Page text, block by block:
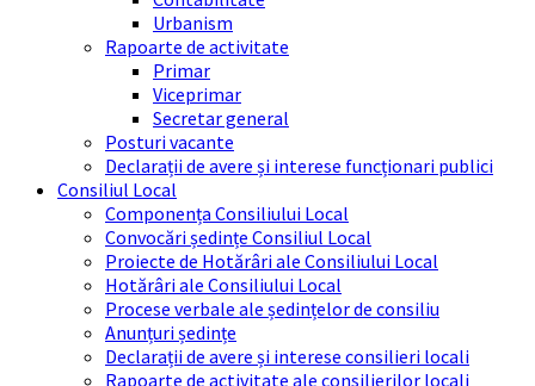
Urbanism
Rapoarte de activitate
Primar
Viceprimar
Secretar general
Posturi vacante
Declarații de avere și interese funcționari publici
Consiliul Local
Componența Consiliului Local
Convocări ședințe Consiliul Local
Proiecte de Hotărâri ale Consiliului Local
Hotărâri ale Consiliului Local
Procese verbale ale ședințelor de consiliu
Anunțuri ședințe
Declarații de avere și interese consilieri locali
Rapoarte de activitate ale consilierilor locali